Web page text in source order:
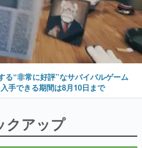
る“非常に好評”なサバイバルゲーム
手できる期間は8月10日まで
クアップ